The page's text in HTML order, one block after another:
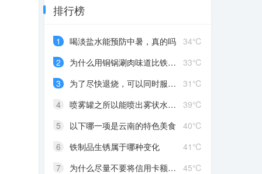
排行榜
34℃
1
喝淡盐水能预防中暑，真的吗
33℃
2
为什么用铜锅涮肉味道比铁锅更鲜美
31℃
3
为了尽快退烧，可以同时服用多种退烧药
39℃
4
喷雾罐之所以能喷出雾状水珠，主要是因为
40℃
5
以下哪一项是云南的特色美食
41℃
6
铁制品生锈属于哪种变化
45℃
7
为什么尽量不要将信用卡额度告诉他人